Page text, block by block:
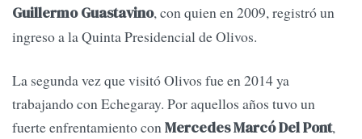
Guillermo Guastavino, con quien en 2009, registró un
ingreso a la Quinta Presidencial de Olivos.
La segunda vez que visitó Olivos fue en 2014 ya
trabajando con Echegaray. Por aquellos años tuvo un
fuerte enfrentamiento conMercedes Marcó Del Pont,